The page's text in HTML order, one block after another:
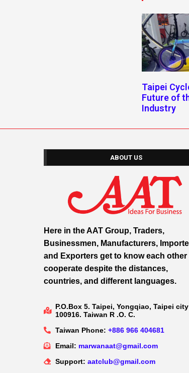
Taipei
Future of
Industry
ABOUT US
Here in the AAT Group, Traders,
Businessmen, Manufacturers,
and Exporters get to know each other
cooperate despite the distances,
countries, and different languages.
P.O.Box 5. Taipei, Yongqiao, Taipei city
100916. Taiwan R .O. C.
Taiwan Phone: +886 966 404681
Email: marwanaat@gmail.com
Support: aatclub@gmail.com